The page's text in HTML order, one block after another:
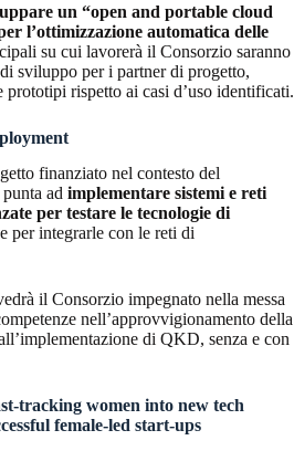
un “open and portable cloud
l’ottimizzazione automatica delle
su cui lavorerà il Consorzio saranno
sviluppo per i partner di progetto,
prototipi rispetto ai casi d’uso identificati.
finanziato nel contesto del
ad implementare sistemi e reti
per testare le tecnologie di
e per integrarle con le reti di
il Consorzio impegnato nella messa
nell’approvvigionamento della
di QKD, senza e con
tracking women into new tech
female-led start-ups